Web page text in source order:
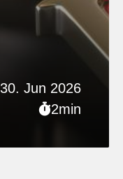
30. Jun 2026
2min